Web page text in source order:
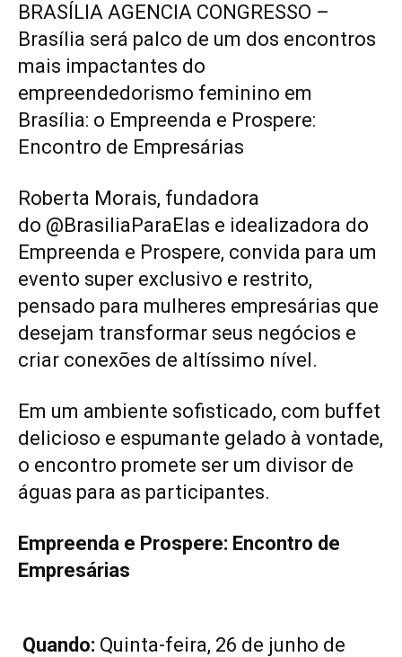
BRASÍLIA AGENCIA CONGRESSO –
Brasília será palco de um dos encontros
mais impactantes do
empreendedorismo feminino em
Brasília: o Empreenda e Prospere:
Encontro de Empresárias
Roberta Morais, fundadora
do @BrasiliaParaElas e idealizadora do
Empreenda e Prospere, convida para um
evento super exclusivo e restrito,
pensado para mulheres empresárias que
desejam transformar seus negócios e
criar conexões de altíssimo nível.
Em um ambiente sofisticado, com buffet
delicioso e espumante gelado à vontade,
o encontro promete ser um divisor de
águas para as participantes.
Empreenda e Prospere: Encontro de
Empresárias
Quando: Quinta-feira, 26 de junho de